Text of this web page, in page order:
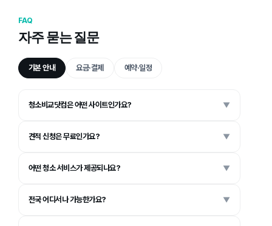
FAQ
자주 묻는 질문
기본 안내 요금·결제 예약·일정
청소비교닷컴은 어떤 사이트인가요? ▼
견적 신청은 무료인가요? ▼
어떤 청소 서비스가 제공되나요? ▼
전국 어디서나 가능한가요? ▼